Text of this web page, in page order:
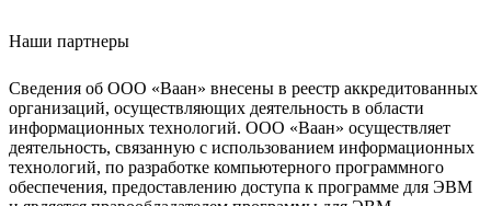
Наши партнеры
Сведения об ООО «Ваан» внесены в реестр аккредитованных
организаций, осуществляющих деятельность в области
информационных технологий. ООО «Ваан» осуществляет
деятельность, связанную с использованием информационных
технологий, по разработке компьютерного программного
обеспечения, предоставлению доступа к программе для ЭВМ